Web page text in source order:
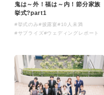
鬼は～外！福は～内！節分家族
挙式?part1
#挙式のみ#披露宴#10人未満
#サプライズ#ウェディングレポート